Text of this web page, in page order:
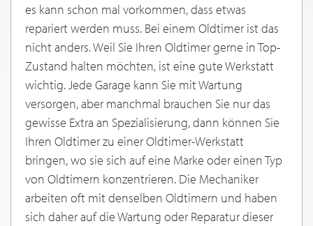
es kann schon mal vorkommen, dass etwas
repariert werden muss. Bei einem Oldtimer ist das
nicht anders. Weil Sie Ihren Oldtimer gerne in Top-
Zustand halten möchten, ist eine gute Werkstatt
wichtig. Jede Garage kann Sie mit Wartung
versorgen, aber manchmal brauchen Sie nur das
gewisse Extra an Spezialisierung, dann können Sie
Ihren Oldtimer zu einer Oldtimer-Werkstatt
bringen, wo sie sich auf eine Marke oder einen Typ
von Oldtimern konzentrieren. Die Mechaniker
arbeiten oft mit denselben Oldtimern und haben
sich daher auf die Wartung oder Reparatur dieser